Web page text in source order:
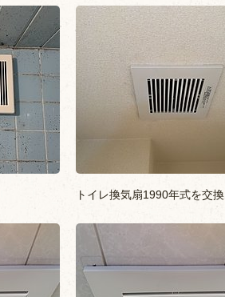
トイレ換気扇1990年式を交換